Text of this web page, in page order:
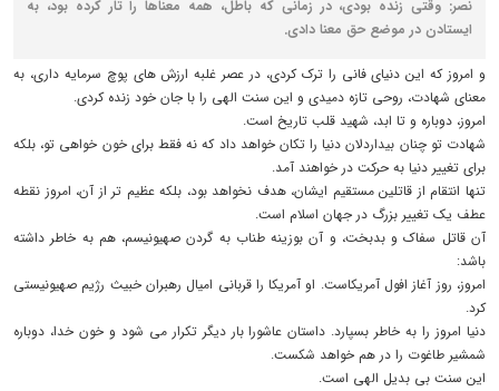
نصر: وقتی زنده بودی، در زمانی که باطل، همه معناها را تار کرده بود، به
ایستادن در موضع حق معنا دادی.
و امروز که این دنیای فانی را ترک کردی، در عصر غلبه ارزش های پوچ سرمایه داری، به
معنای شهادت، روحی تازه دمیدی و این سنت الهی را با جان خود زنده کردی.
امروز، دوباره و تا ابد، شهید قلب تاریخ است.
شهادت تو چنان بیداردلان دنیا را تکان خواهد داد که نه فقط برای خون خواهی تو، بلکه
برای تغییر دنیا به حرکت در خواهند آمد.
تنها انتقام از قاتلین مستقیم ایشان، هدف نخواهد بود، بلکه عظیم تر از آن، امروز نقطه
عطف یک تغییر بزرگ در جهان اسلام است.
آن قاتل سفاک و بدبخت، و آن بوزینه طناب به گردن صهیونیسم، هم به خاطر داشته
باشد:
امروز، روز آغاز افول آمریکاست. او آمریکا را قربانی امیال رهبران خبیث رژیم صهیونیستی
کرد.
دنیا امروز را به خاطر بسپارد. داستان عاشورا بار دیگر تکرار می شود و خون خدا، دوباره
شمشیر طاغوت را در هم خواهد شکست.
این سنت بی بدیل الهی است.